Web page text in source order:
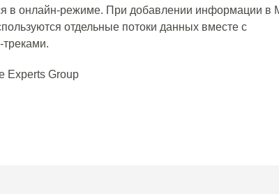
в онлайн-режиме. При добавлении информации в
отдельные потоки данных вместе с
Experts Group